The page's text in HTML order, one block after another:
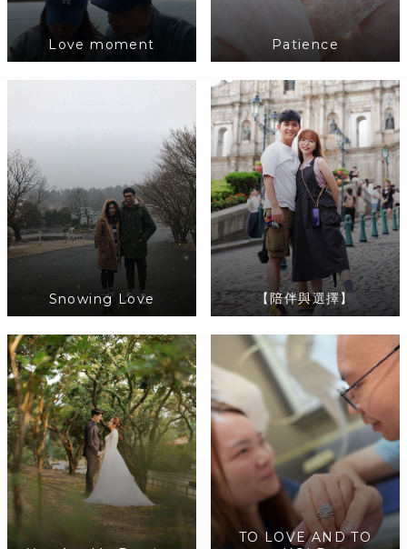
Love moment Patience
Snowing Love 【陪伴與選擇】
TO LOVE AND TO